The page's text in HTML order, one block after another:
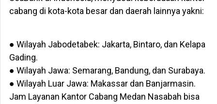
cabang di kota-kota besar dan daerah lainnya yakni:
● Wilayah Jabodetabek: Jakarta, Bintaro, dan Kelapa
Gading.
● Wilayah Jawa: Semarang, Bandung, dan Surabaya.
● Wilayah Luar Jawa: Makassar dan Banjarmasin.
Jam Layanan Kantor Cabang Medan Nasabah bisa